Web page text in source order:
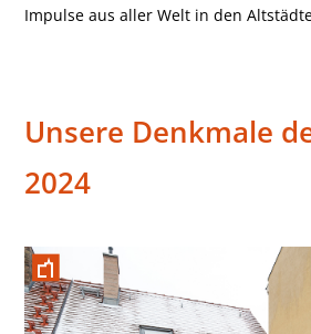
Impulse aus aller Welt in den
Unsere Denkmale
2024